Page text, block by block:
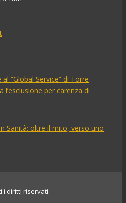
“Global Service” di Torre
l’esclusione per carenza di
Sanità: oltre il mito, verso uno
i diritti riservati.